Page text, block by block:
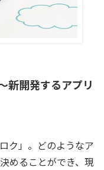
開発するアプリ
ク」。どのようなア
めることができ、現